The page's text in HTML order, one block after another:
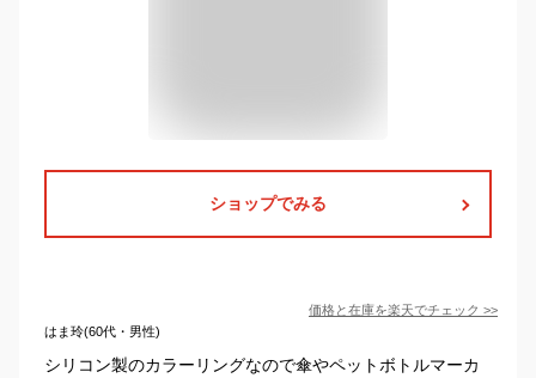
ショップでみる
価格と在庫を楽天でチェック >>
はま玲(60代・男性)
シリコン製のカラーリングなので傘やペットボトルマーカ